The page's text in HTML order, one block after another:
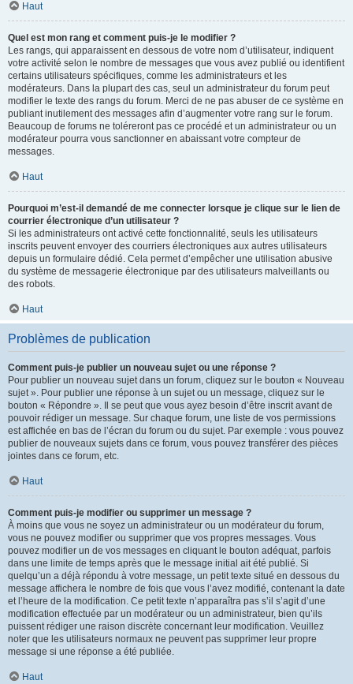
Haut
Quel est mon rang et comment puis-je le modifier ?
Les rangs, qui apparaissent en dessous de votre nom d’utilisateur, indiquent
votre activité selon le nombre de messages que vous avez publié ou identifient
certains utilisateurs spécifiques, comme les administrateurs et les
modérateurs. Dans la plupart des cas, seul un administrateur du forum peut
modifier le texte des rangs du forum. Merci de ne pas abuser de ce système en
publiant inutilement des messages afin d’augmenter votre rang sur le forum.
Beaucoup de forums ne toléreront pas ce procédé et un administrateur ou un
modérateur pourra vous sanctionner en abaissant votre compteur de
messages.
Haut
Pourquoi m’est-il demandé de me connecter lorsque je clique sur le lien de
courrier électronique d’un utilisateur ?
Si les administrateurs ont activé cette fonctionnalité, seuls les utilisateurs
inscrits peuvent envoyer des courriers électroniques aux autres utilisateurs
depuis un formulaire dédié. Cela permet d’empêcher une utilisation abusive
du système de messagerie électronique par des utilisateurs malveillants ou
des robots.
Haut
Problèmes de publication
Comment puis-je publier un nouveau sujet ou une réponse ?
Pour publier un nouveau sujet dans un forum, cliquez sur le bouton « Nouveau
sujet ». Pour publier une réponse à un sujet ou un message, cliquez sur le
bouton « Répondre ». Il se peut que vous ayez besoin d’être inscrit avant de
pouvoir rédiger un message. Sur chaque forum, une liste de vos permissions
est affichée en bas de l’écran du forum ou du sujet. Par exemple : vous pouvez
publier de nouveaux sujets dans ce forum, vous pouvez transférer des pièces
jointes dans ce forum, etc.
Haut
Comment puis-je modifier ou supprimer un message ?
À moins que vous ne soyez un administrateur ou un modérateur du forum,
vous ne pouvez modifier ou supprimer que vos propres messages. Vous
pouvez modifier un de vos messages en cliquant le bouton adéquat, parfois
dans une limite de temps après que le message initial ait été publié. Si
quelqu’un a déjà répondu à votre message, un petit texte situé en dessous du
message affichera le nombre de fois que vous l’avez modifié, contenant la date
et l’heure de la modification. Ce petit texte n’apparaîtra pas s’il s’agit d’une
modification effectuée par un modérateur ou un administrateur, bien qu’ils
puissent rédiger une raison discrète concernant leur modification. Veuillez
noter que les utilisateurs normaux ne peuvent pas supprimer leur propre
message si une réponse a été publiée.
Haut